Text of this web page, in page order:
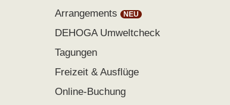
Arrangements
DEHOGA Umweltcheck
Tagungen
Freizeit & Ausflüge
Online-Buchung